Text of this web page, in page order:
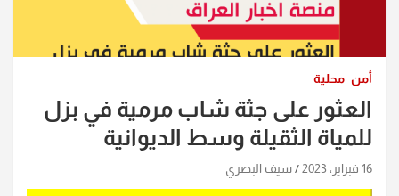
أمن محلية
العثور على جثة شاب مرمية في بزل
للمياة الثقيلة وسط الديوانية
16 فبراير، 2023 سيف البصري